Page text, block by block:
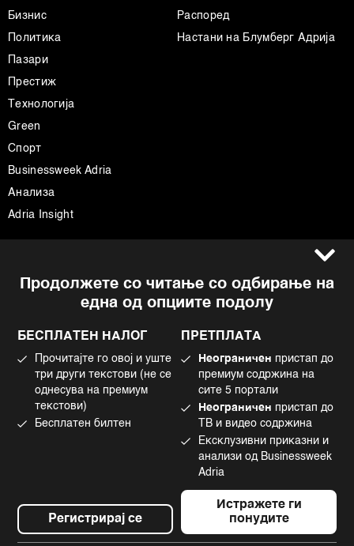
Продолжете со читање со одбирање на
една од опциите подолу
БЕСПЛАТЕН НАЛОГ
Прочитајте го овој и уште
три други текстови (не се
однесува на премиум
текстови)
Бесплатен билтен
Регистрирај се
ПРЕТПЛАТА
Неограничен пристап до
премиум содржина на
сите 5 портали
Неограничен пристап до
ТВ и видео содржина
Ексклузивни приказни и
анализи од Businessweek
Adria
Истражете ги
понудите
Бизнис
Политика
Пазари
Престиж
Технологија
Green
Спорт
Businessweek Adria
Анализа
Adria Insight
Распоред
Настани на Блумберг Адрија
Импресум
Политика на приватност
Употреба на вештачка интелигенција
Facebook
Instagram
Tiktok
©2022 - 2026 Bloomberg L.P. All Rights Reserved. BLOOMBERG and the
BLOOMBERG logo are registered trademarks and service marks of
Bloomberg Finance L.P. or its subsidiaries, displayed with permission
Bloomberg Adria is a Mtel Swiss SA Property
News CMS by Cubes